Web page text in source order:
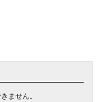
ません。